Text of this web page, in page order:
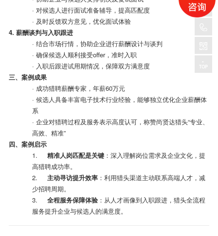
· 对候选人进行面试准备辅导，提高匹配度
· 及时反馈双方意见，优化面试体验
4. 薪酬谈判与入职跟进
· 结合市场行情，协助企业进行薪酬设计与谈判
· 确保候选人顺利接受offer，准时入职
· 入职后跟进试用期情况，保障双方满意度
三、案例成果
· 成功猎聘薪酬专家，年薪60万元
· 候选人具备丰富电子技术行业经验，能够独立优化企业薪酬体
系
· 企业对猎聘过程及服务表示高度认可，称赞尚贤达猎头“专业、
高效、精准”
四、案例启示
1. 精准人岗匹配是关键：深入理解岗位需求及企业文化，提
高猎聘成功率。
2. 主动寻访提升效率：利用猎头渠道主动联系高端人才，减
少招聘周期。
3. 全程服务保障体验：从人才画像到入职跟进，猎头全流程
服务提升企业与候选人的满意度。